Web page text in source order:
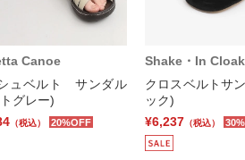
Canoe
ュベルト サンダル
グレー)
（税込） 20%OFF
Shake・In Cloak
クロスベルトサ
ック)
¥6,237 （税込）